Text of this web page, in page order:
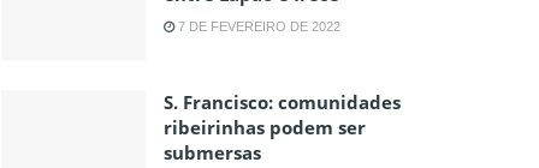
7 DE FEVEREIRO DE 2022
S. Francisco: comunidades
ribeirinhas podem ser
submersas